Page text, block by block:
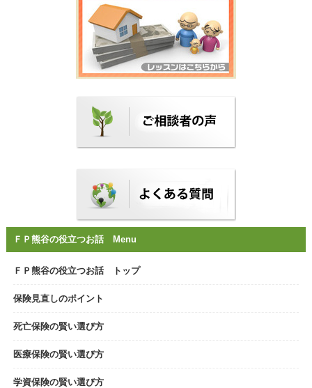
ＦＰ熊谷の役立つお話 Menu
ＦＰ熊谷の役立つお話 トップ
保険見直しのポイント
死亡保険の賢い選び方
医療保険の賢い選び方
学資保険の賢い選び方